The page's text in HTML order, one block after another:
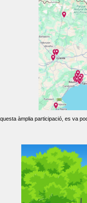
àmplia participació, es va